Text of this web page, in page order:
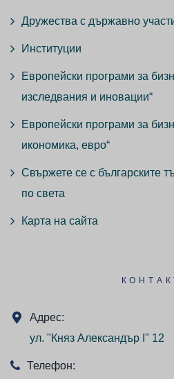
Дружества с държавно
Институции
Европейски програми за
изследвания и иновации“
Европейски програми за
икономика, евро“
Свържете се с българските
по света
Карта на сайта
Адрес:
ул. "Княз Александър I" 12
Телефон: